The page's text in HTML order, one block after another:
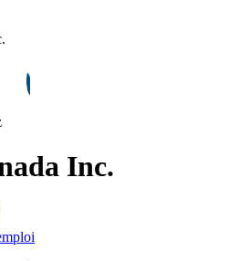
Inc.